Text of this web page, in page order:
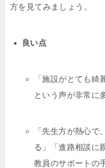
方を見てみましょう。
良い点
「施設がとても綺
という声が非常に
「先生方が熱心で
る」「進路相談に
教員のサポートの